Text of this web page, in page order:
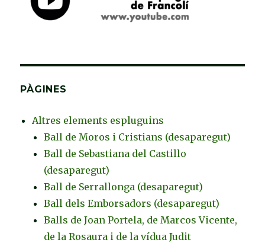
PÀGINES
Altres elements espluguins
Ball de Moros i Cristians (desaparegut)
Ball de Sebastiana del Castillo
(desaparegut)
Ball de Serrallonga (desaparegut)
Ball dels Emborsadors (desaparegut)
Balls de Joan Portela, de Marcos Vicente,
de la Rosaura i de la vídua Judit